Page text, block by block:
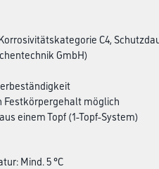
C4,
GmbH)
Festkörpergehalt möglich
einem Topf (1-Topf-System)
Mind. 5 °C